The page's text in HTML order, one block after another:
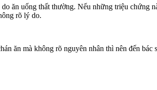
ăn uống thất thường. Nếu những triệu chứng
rõ lý do.
ăn mà không rõ nguyên nhân thì nên đến